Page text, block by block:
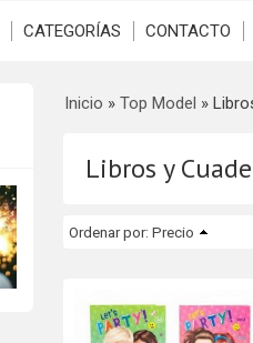
CATEGORÍAS CONTACTO
Inicio » Top Model »
Libros y
Ordenar por: Precio